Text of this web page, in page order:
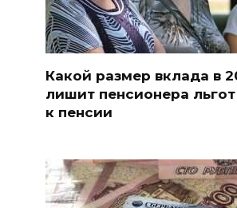
Какой размер вклада в
лишит пенсионера
к пенсии